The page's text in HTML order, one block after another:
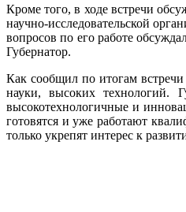
Кроме того, в ходе встречи
научно-исследовательской
вопросов по его работе
Губернатор.
Как сообщил по итогам
науки, высоких технологий.
высокотехнологичные и
готовятся и уже работают
только укрепят интерес к